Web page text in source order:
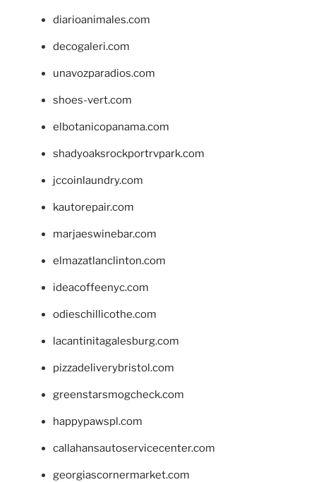
diarioanimales.com
decogaleri.com
unavozparadios.com
shoes-vert.com
elbotanicopanama.com
shadyoaksrockportrvpark.com
jccoinlaundry.com
kautorepair.com
marjaeswinebar.com
elmazatlanclinton.com
ideacoffeenyc.com
odieschillicothe.com
lacantinitagalesburg.com
pizzadeliverybristol.com
greenstarsmogcheck.com
happypawspl.com
callahansautoservicecenter.com
georgiascornermarket.com